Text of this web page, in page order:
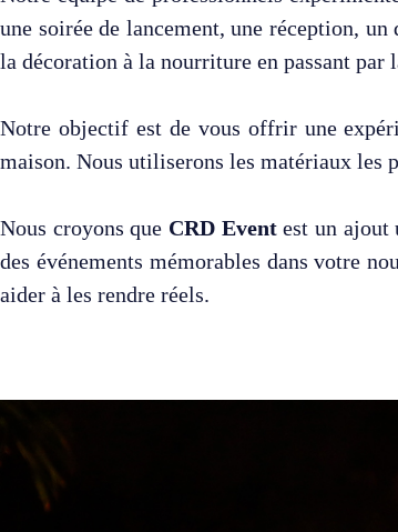
une soirée de lancement, une réception,
la décoration à la nourriture en passant par
Notre objectif est de vous offrir une
maison. Nous utiliserons les matériaux les
Nous croyons que CRD Eventest un ajout
des événements mémorables dans votre
aider à les rendre réels.